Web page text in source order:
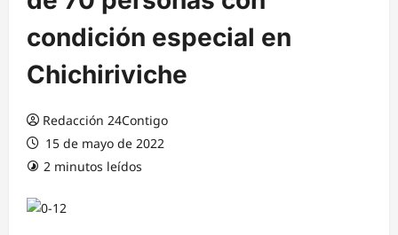
condición especial en
Chichiriviche
Redacción 24Contigo
15 de mayo de 2022
2 minutos leídos